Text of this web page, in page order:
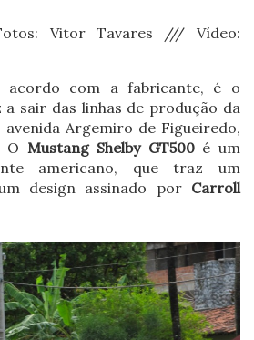
Vitor Tavares /// Vídeo:
acordo com a fabricante, é o
sair das linhas de produção da
Argemiro de Figueiredo,
O Mustang Shelby GT500 é um
americano, que traz um
design assinado por Carroll